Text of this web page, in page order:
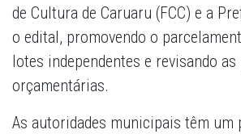
de Cultura de Caruaru (FCC) e a
o edital, promovendo o
lotes independentes e revisando
orçamentárias.
As autoridades municipais têm um